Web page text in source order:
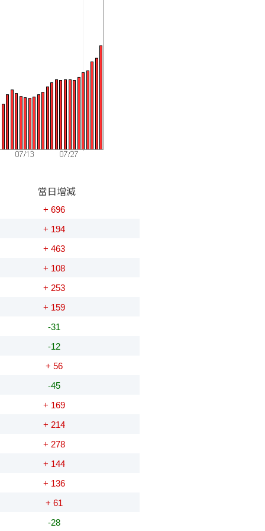
當日增減
+ 696
+ 194
+ 463
+ 108
+ 253
+ 159
-31
-12
+ 56
-45
+ 169
+ 214
+ 278
+ 144
+ 136
+ 61
-28